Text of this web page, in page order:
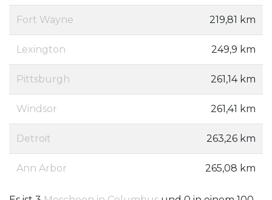
Fort Wayne 219,81 km
Lexington 249,9 km
Pittsburgh 261,14 km
Windsor 261,41 km
Detroit 263,26 km
Ann Arbor 265,08 km